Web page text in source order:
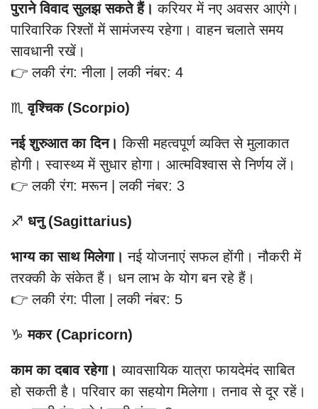
पुराने विवाद सुलझ सकते हैं। करियर में नए अवसर आएंगे।
पारिवारिक रिश्तों में सामंजस्य रहेगा। वाहन चलाते समय
सावधानी रखें।
👉 लकी रंग: नीला | लकी नंबर: 4
♏वृश्चिक (Scorpio)
नई शुरुआत का दिन। किसी महत्वपूर्ण व्यक्ति से मुलाकात
होगी। स्वास्थ्य में सुधार होगा। आत्मविश्वास से निर्णय लें।
👉 लकी रंग: मरून | लकी नंबर: 3
♐ धनु (Sagittarius)
भाग्य का साथ मिलेगा। नई योजनाएं सफल होंगी। नौकरी में
तरक्की के संकेत हैं। धन लाभ के योग बन रहे हैं।
👉 लकी रंग: पीला | लकी नंबर: 5
♑मकर (Capricorn)
काम का दबाव रहेगा। व्यावसायिक यात्रा फायदेमंद साबित
हो सकती है। परिवार का सहयोग मिलेगा। तनाव से दूर रहें।